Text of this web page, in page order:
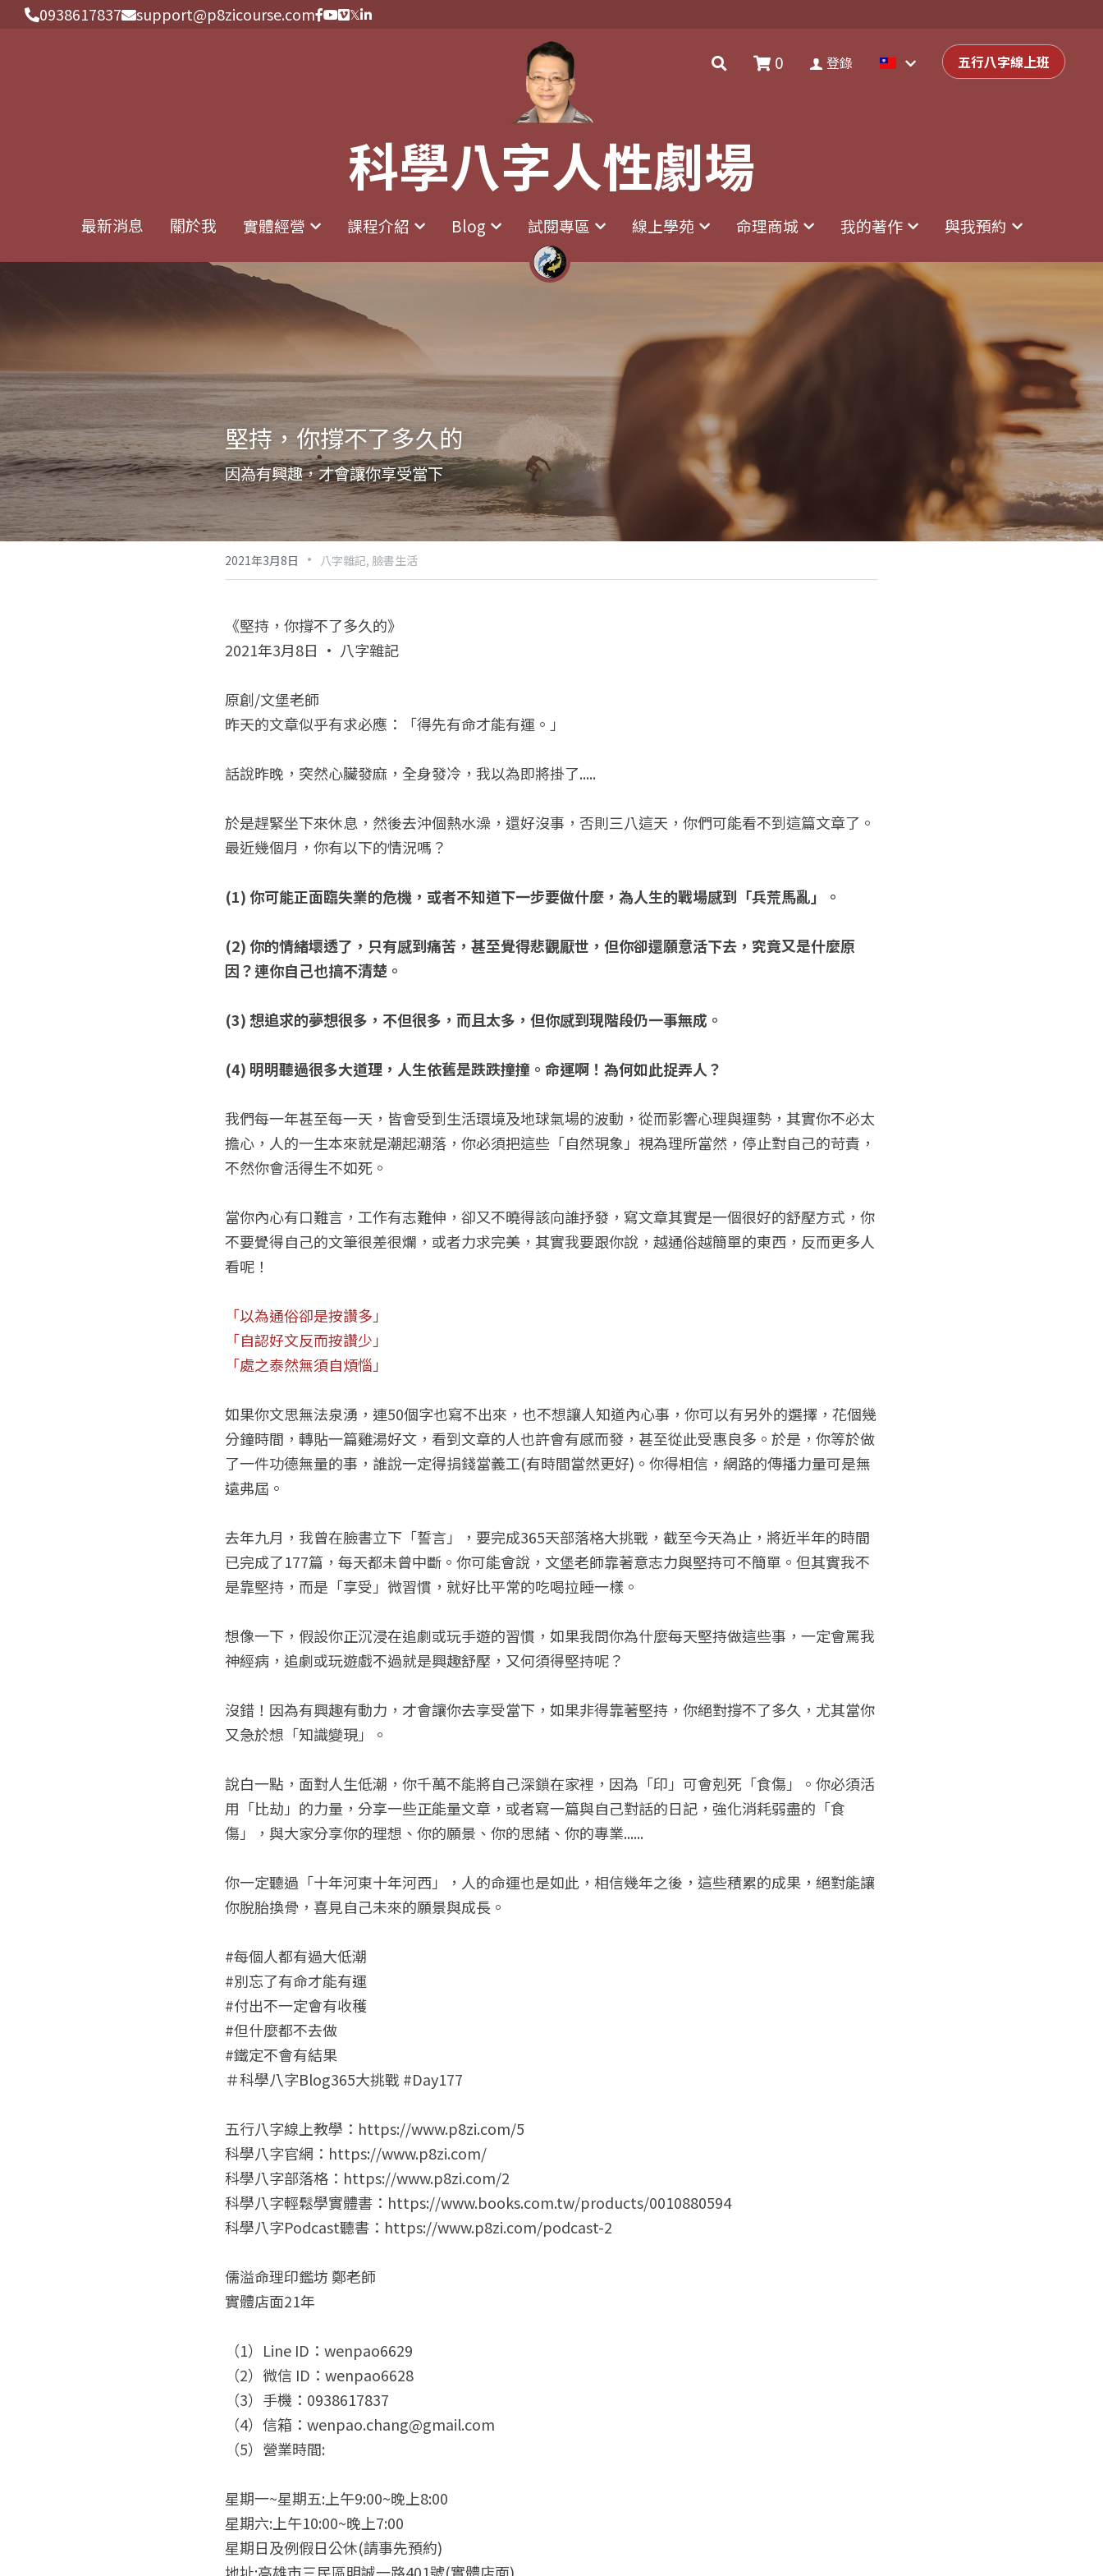
0938617837 support@p8zicourse.com
科學八字人性劇場
最新消息 關於我 實體經營 課程介紹 Blog 試閱專區 線上學苑 命理商城 我的著作 與我預約
0 登錄 五行八字線上班
0938617837 support@p8zicourse.com
科學八字人性劇場
最新消息 關於我 實體經營 課程介紹 Blog 試閱專區 線上學苑 命理商城 我的著作 與我預約
0 登錄 五行八字線上班
堅持，你撐不了多久的
因為有興趣，才會讓你享受當下
2021年3月8日 · 八字雜記, 臉書生活
《堅持，你撐不了多久的》
2021年3月8日 · 八字雜記
原創/文堡老師
昨天的文章似乎有求必應：「得先有命才能有運。」
話說昨晚，突然心臟發麻，全身發冷，我以為即將掛了.....
於是趕緊坐下來休息，然後去沖個熱水澡，還好沒事，否則三八這天，你們可能看不到這篇文章了。
最近幾個月，你有以下的情況嗎？
(1) 你可能正面臨失業的危機，或者不知道下一步要做什麼，為人生的戰場感到「兵荒馬亂」。
(2) 你的情緒壞透了，只有感到痛苦，甚至覺得悲觀厭世，但你卻還願意活下去，究竟又是什麼原
因？連你自己也搞不清楚。
(3) 想追求的夢想很多，不但很多，而且太多，但你感到現階段仍一事無成。
(4) 明明聽過很多大道理，人生依舊是跌跌撞撞。命運啊！為何如此捉弄人？
我們每一年甚至每一天，皆會受到生活環境及地球氣場的波動，從而影響心理與運勢，其實你不必太
擔心，人的一生本來就是潮起潮落，你必須把這些「自然現象」視為理所當然，停止對自己的苛責，
不然你會活得生不如死。
當你內心有口難言，工作有志難伸，卻又不曉得該向誰抒發，寫文章其實是一個很好的舒壓方式，你
不要覺得自己的文筆很差很爛，或者力求完美，其實我要跟你說，越通俗越簡單的東西，反而更多人
看呢！
「以為通俗卻是按讚多」
「自認好文反而按讚少」
「處之泰然無須自煩惱」
如果你文思無法泉湧，連50個字也寫不出來，也不想讓人知道內心事，你可以有另外的選擇，花個幾
分鐘時間，轉貼一篇雞湯好文，看到文章的人也許會有感而發，甚至從此受惠良多。於是，你等於做
了一件功德無量的事，誰說一定得捐錢當義工(有時間當然更好)。你得相信，網路的傳播力量可是無
遠弗屆。
去年九月，我曾在臉書立下「誓言」，要完成365天部落格大挑戰，截至今天為止，將近半年的時間
已完成了177篇，每天都未曾中斷。你可能會說，文堡老師靠著意志力與堅持可不簡單。但其實我不
是靠堅持，而是「享受」微習慣，就好比平常的吃喝拉睡一樣。
想像一下，假設你正沉浸在追劇或玩手遊的習慣，如果我問你為什麼每天堅持做這些事，一定會罵我
神經病，追劇或玩遊戲不過就是興趣舒壓，又何須得堅持呢？
沒錯！因為有興趣有動力，才會讓你去享受當下，如果非得靠著堅持，你絕對撐不了多久，尤其當你
又急於想「知識變現」。
說白一點，面對人生低潮，你千萬不能將自己深鎖在家裡，因為「印」可會剋死「食傷」。你必須活
用「比劫」的力量，分享一些正能量文章，或者寫一篇與自己對話的日記，強化消耗弱盡的「食
傷」，與大家分享你的理想、你的願景、你的思緒、你的專業......
你一定聽過「十年河東十年河西」，人的命運也是如此，相信幾年之後，這些積累的成果，絕對能讓
你脫胎換骨，喜見自己未來的願景與成長。
#每個人都有過大低潮
#別忘了有命才能有運
#付出不一定會有收穫
#但什麼都不去做
#鐵定不會有結果
＃科學八字Blog365大挑戰 #Day177
五行八字線上教學：https://www.p8zi.com/5
科學八字官網：https://www.p8zi.com/
科學八字部落格：https://www.p8zi.com/2
科學八字輕鬆學實體書：https://www.books.com.tw/products/0010880594
科學八字Podcast聽書：https://www.p8zi.com/podcast-2
儒溢命理印鑑坊 鄭老師
實體店面21年
（1）Line ID：wenpao6629
（2）微信 ID：wenpao6628
（3）手機：0938617837
（4）信箱：wenpao.chang@gmail.com
（5）營業時間:
星期一~星期五:上午9:00~晚上8:00
星期六:上午10:00~晚上7:00
星期日及例假日公休(請事先預約)